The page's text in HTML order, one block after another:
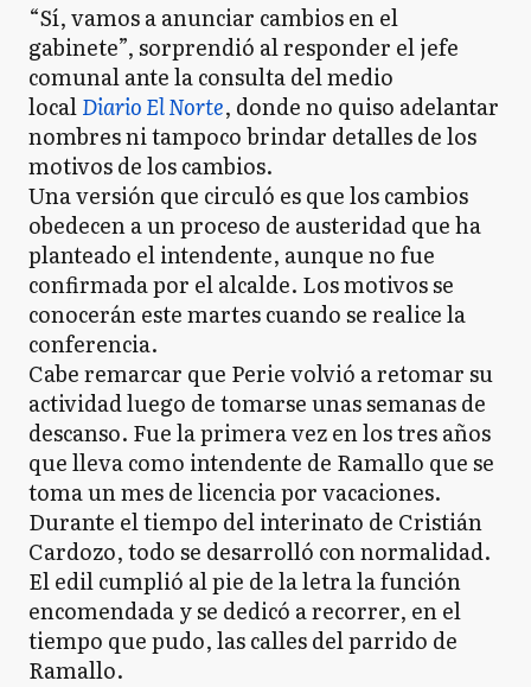
“Sí, vamos a anunciar cambios en el
gabinete”, sorprendió al responder el jefe
comunal ante la consulta del medio
localDiario El Norte, donde no quiso adelantar
nombres ni tampoco brindar detalles de los
motivos de los cambios.
Una versión que circuló es que los cambios
obedecen a un proceso de austeridad que ha
planteado el intendente, aunque no fue
confirmada por el alcalde. Los motivos se
conocerán este martes cuando se realice la
conferencia.
Cabe remarcar que Perie volvió a retomar su
actividad luego de tomarse unas semanas de
descanso. Fue la primera vez en los tres años
que lleva como intendente de Ramallo que se
toma un mes de licencia por vacaciones.
Durante el tiempo del interinato de Cristián
Cardozo, todo se desarrolló con normalidad.
El edil cumplió al pie de la letra la función
encomendada y se dedicó a recorrer, en el
tiempo que pudo, las calles del parrido de
Ramallo.